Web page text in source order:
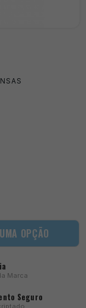
OPÇÃO
Marca
Seguro